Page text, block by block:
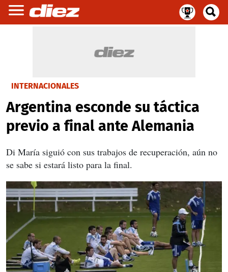
INTERNACIONALES
Argentina esconde su táctica
previo a final ante Alemania
Di María siguió con sus trabajos de recuperación, aún no
se sabe si estará listo para la final.